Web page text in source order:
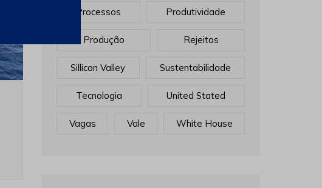
Processos Produtividade
Produção Rejeitos
Sillicon Valley Sustentabilidade
Tecnologia United Stated
Vagas Vale White House